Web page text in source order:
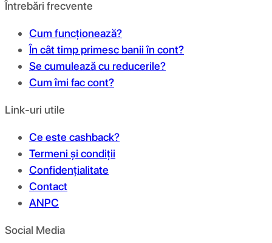
Întrebări frecvente
Cum funcționează?
În cât timp primesc banii în cont?
Se cumulează cu reducerile?
Cum îmi fac cont?
Link-uri utile
Ce este cashback?
Termeni și condiții
Confidențialitate
Contact
ANPC
Social Media